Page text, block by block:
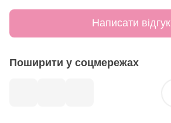
Написати відгук
Поширити у соцмережах